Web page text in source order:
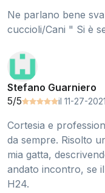
Ne parlano bene
cuccioli/Cani " Si è
Stefano Guarniero
5/5
il 11-27-2021
Cortesia e
da sempre. Risolto
mia gatta,
andato incontro, se
H24.